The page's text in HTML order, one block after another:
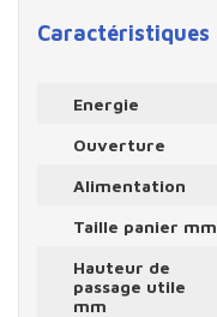
Caractéristiques
Energie
Ouverture
Alimentation
Taille panier mm
Hauteur de
passage utile
mm